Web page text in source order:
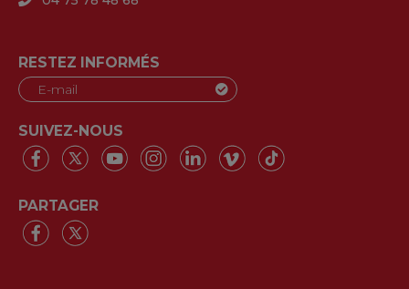
RESTEZ INFORMÉS
SUIVEZ-NOUS
PARTAGER